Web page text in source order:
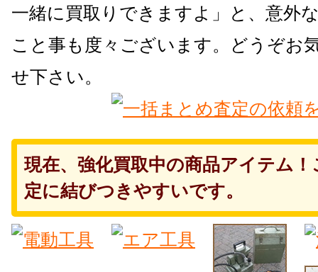
一緒に買取りできますよ」と、意外
こと事も度々ございます。どうぞお
せ下さい。
現在、強化買取中の商品アイテム
定に結びつきやすいです。